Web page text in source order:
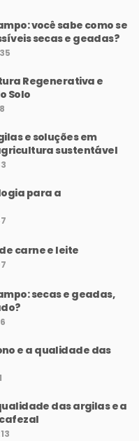
você sabe como se
secas e geadas?
Regenerativa e
Solo
e soluções em
sustentável
para a
carne e leite
secas e geadas,
e a qualidade das
das argilas e a